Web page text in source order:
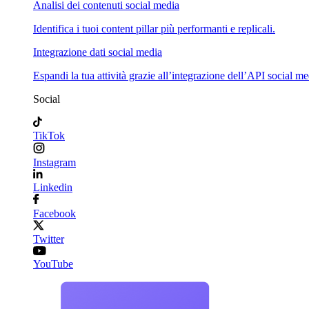
Analisi dei contenuti social media
Identifica i tuoi content pillar più performanti e replicali.
Integrazione dati social media
Espandi la tua attività grazie all’integrazione dell’API social
Social
TikTok
Instagram
Linkedin
Facebook
Twitter
YouTube